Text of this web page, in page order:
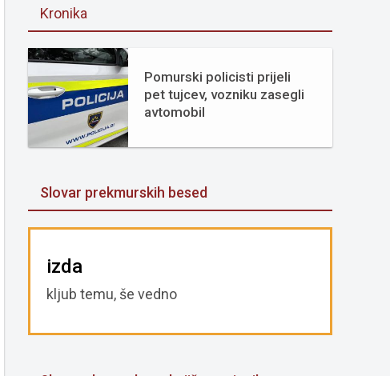
Kronika
Pomurski policisti prijeli
pet tujcev, vozniku zasegli
avtomobil
Slovar prekmurskih besed
izda
kljub temu, še vedno